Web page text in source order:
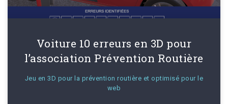
Voiture 10 erreurs en 3D pour
l’association Prévention Routière
Jeu en 3D pour la prévention routière et optimisé pour le
web